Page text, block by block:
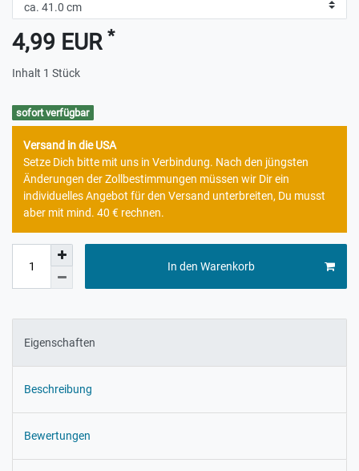
4,99 EUR *
Inhalt 1 Stück
sofort verfügbar
Versand in die USA
Setze Dich bitte mit uns in Verbindung. Nach den jüngsten
Änderungen der Zollbestimmungen müssen wir Dir ein
individuelles Angebot für den Versand unterbreiten, Du musst
aber mit mind. 40 € rechnen.
In den Warenkorb
Eigenschaften
Beschreibung
Bewertungen